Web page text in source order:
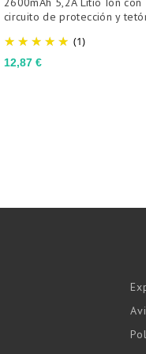
(1)
Preço
12,87 €
circuito de protección y